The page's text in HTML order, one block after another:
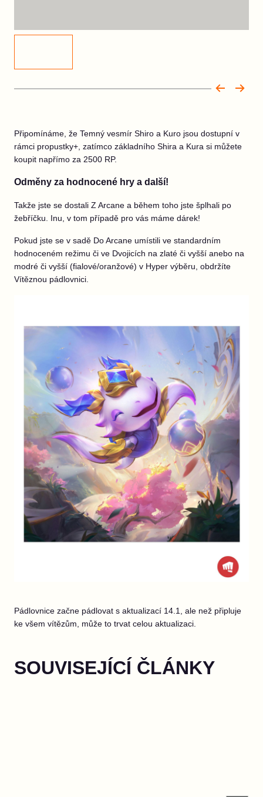
Připomínáme, že Temný vesmír Shiro a Kuro jsou dostupní v
rámci propustky+, zatímco základního Shira a Kura si můžete
koupit napřímo za 2500 RP.
Odměny za hodnocené hry a další!
Takže jste se dostali Z Arcane a během toho jste šplhali po
žebříčku. Inu, v tom případě pro vás máme dárek!
Pokud jste se v sadě Do Arcane umístili ve standardním
hodnoceném režimu či ve Dvojicích na zlaté či vyšší anebo na
modré či vyšší (fialové/oranžové) v Hyper výběru, obdržíte
Vítěznou pádlovnici.
Pádlovnice začne pádlovat s aktualizací 14.1, ale než připluje
ke všem vítězům, může to trvat celou aktualizaci.
SOUVISEJÍCÍ ČLÁNKY